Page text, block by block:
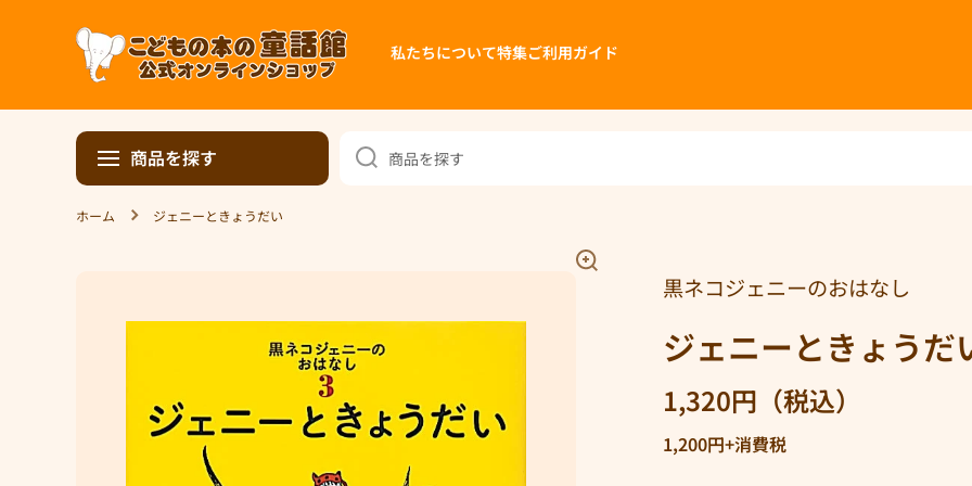
コンテンツへスキップ
私たちについて特集ご利用ガイド
商品を探す
商品を探す
ホーム ジェニーときょうだい
黒ネコジェニーのおはなし
ジェニーときょうだ
1,320円（税込）
1,200円+消費税